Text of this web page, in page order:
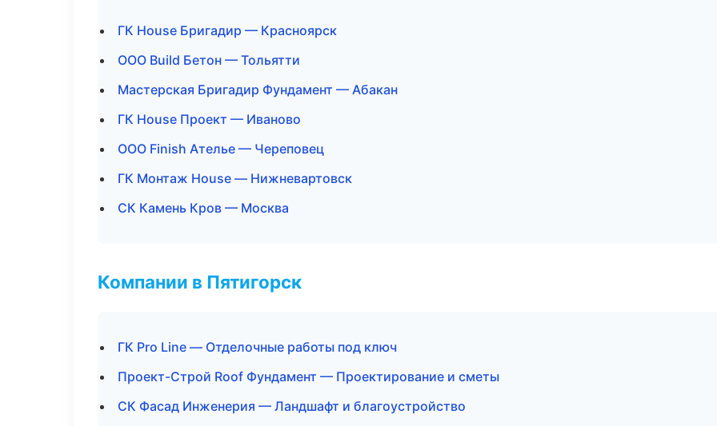
ГК House Бригадир — Красноярск
ООО Build Бетон — Тольятти
Мастерская Бригадир Фундамент — Абакан
ГК House Проект — Иваново
ООО Finish Ателье — Череповец
ГК Монтаж House — Нижневартовск
СК Камень Кров — Москва
Компании в Пятигорск
ГК Pro Line — Отделочные работы под ключ
Проект-Строй Roof Фундамент — Проектирование и сметы
СК Фасад Инженерия — Ландшафт и благоустройство